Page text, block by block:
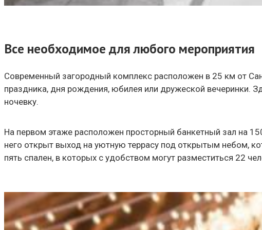
Все необходимое для любого мероприятия
Современный загородный комплекс расположен в 25 км от
праздника, дня рождения, юбилея или дружеской вечеринки.
ночевку.
На первом этаже расположен просторный банкетный зал на
него открыт выход на уютную террасу под открытым небом,
пять спален, в которых с удобством могут разместиться 22